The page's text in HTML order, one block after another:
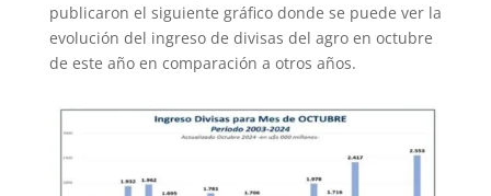
publicaron el siguiente gráfico donde se puede ver la
evolución del ingreso de divisas del agro en octubre
de este año en comparación a otros años.